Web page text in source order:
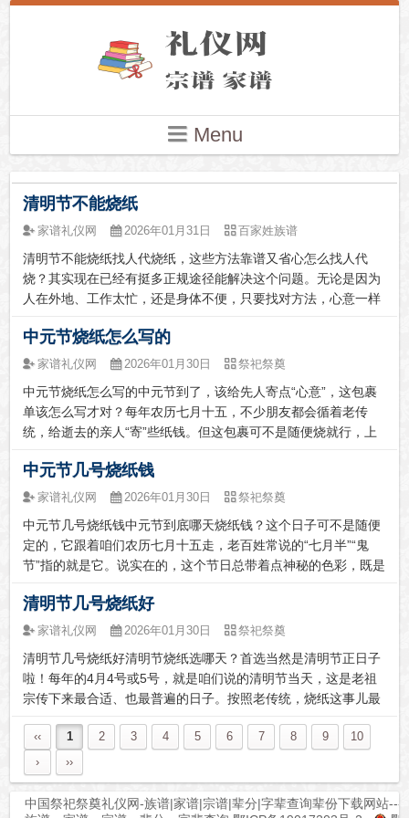
Menu
清明节不能烧纸
家谱礼仪网 2026年01月31日 百家姓族谱
清明节不能烧纸找人代烧纸，这些方法靠谱又省心怎么找人代
烧？其实现在已经有挺多正规途径能解决这个问题。无论是因为
人在外地、工作太忙，还是身体不便，只要找对方法，心意一样
合适的代烧服务。---一、找人代烧的三种常用渠道现在市面上主
要能通过三种方式...
中元节烧纸怎么写的
家谱礼仪网 2026年01月30日 祭祀祭奠
中元节烧纸怎么写的中元节到了，该给先人寄点“心意”，这包裹
单该怎么写才对？每年农历七月十五，不少朋友都会循着老传
统，给逝去的亲人“寄”些纸钱。但这包裹可不是随便烧就行，上
样，里头有老规矩，也有那份慎终追远的真心。包裹的“正面
单”：格式里的心意这...
中元节几号烧纸钱
家谱礼仪网 2026年01月30日 祭祀祭奠
中元节几号烧纸钱中元节到底哪天烧纸钱？这个日子可不是随便
定的，它跟着咱们农历七月十五走，老百姓常说的“七月半”“鬼
节”指的就是它。说实在的，这个节日总带着点神秘的色彩，既是
家户户心里惦记的，都是那些已经离开的亲人。烧些纸钱，摆点
贡品，不就是为...
清明节几号烧纸好
家谱礼仪网 2026年01月30日 祭祀祭奠
清明节几号烧纸好清明节烧纸选哪天？首选当然是清明节正日子
啦！每年的4月4号或5号，就是咱们说的清明节当天，这是老祖
宗传下来最合适、也最普遍的日子。按照老传统，烧纸这事儿最
亮。一般都避开天黑以后，一来是安全考虑，二来习俗上也觉得
傍晚之后不太适宜。...
‹‹ 1 2 3 4 5 6 7 8 9
10
›
››
中国祭祀祭奠礼仪网-族谱|家谱|宗谱|辈分|字辈查询辈份下载网站---